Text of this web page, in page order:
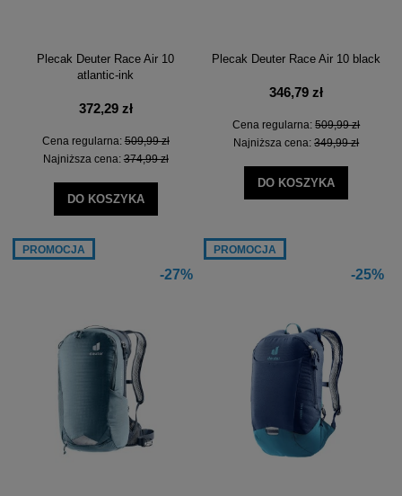
Plecak Deuter Race Air 10
atlantic-ink
372,29 zł
Cena regularna:509,99 zł
Najniższa cena:374,99 zł
DO KOSZYKA
Plecak Deuter Race Air 10 black
346,79 zł
Cena regularna:509,99 zł
Najniższa cena:349,99 zł
DO KOSZYKA
-27%
PROMOCJA
-25%
PROMOCJA